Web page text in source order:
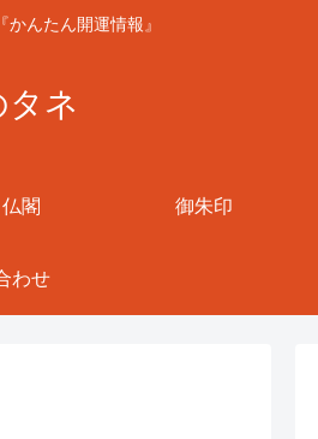
んたん開運情報』
タネ
閣 御朱印
わせ